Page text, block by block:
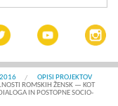
2016
OPISI PROJEKTOV
ROMSKIH ŽENSK — KOT
IN POSTOPNE SOCIO-